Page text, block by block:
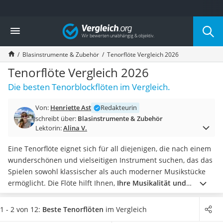
Die beliebtesten Vergleiche nach Kategorie
Freizeit & Sport
Gartentrampolin
Trampolin
Metalldetektor
Eufab-Fahrradträger
Trampolin 366 cm
Aluminium-Koffer
Futterboot
E-Bike-Dreirad
Trekkingschuhe Herren
Reisetasche mit Rollen
Klimmzugstation
Koffer
Nachtsichtgerät
Vergleich
Blasinstrumente & Zubehör Tenorflöte Vergleich 2026
Tenorflöte Vergleich 2026
Die besten Tenorblockflöten im Vergleich.
Von: Henriette Ast
Redakteurin
schreibt über: Blasinstrumente & Zubehör
Lektorin:Alina V.
Eine Tenorflöte eignet sich für all diejenigen, die nach einem
wunderschönen und vielseitigen Instrument suchen, das das
Spielen sowohl klassischer als auch moderner Musikstücke
ermöglicht. Die Flöte hilft Ihnen, Ihre Musikalität und
Atemtechnik zu verbessern. Diversen Online-Tests zufolge
besitzt sie zudem einen tieferen Ton als eine Bambusflöte
1 - 2 von 12: Beste Tenorflöten im Vergleich